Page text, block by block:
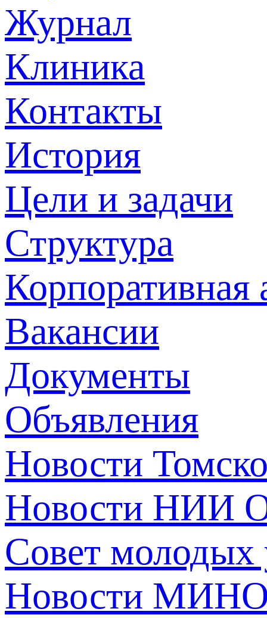
Журнал
Клиника
Контакты
История
Цели и задачи
Структура
Корпоративная
Вакансии
Документы
Объявления
Новости
Новости НИИ
Совет молодых
Новости